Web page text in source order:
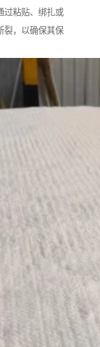
过粘贴、绑扎或
裂，以确保其保